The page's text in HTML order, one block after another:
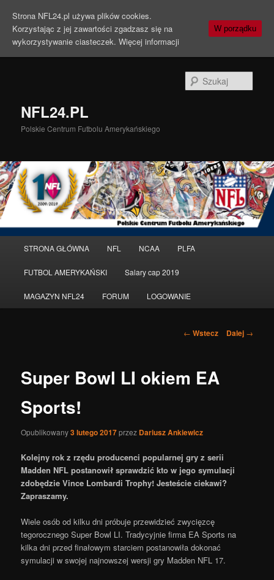
NFL24.PL
Polskie Centrum Futbolu Amerykańskiego
główne
Przeskocz
do
tekstu
STRONA GŁÓWNA NFL NCAA PLFA
FUTBOL AMERYKAŃSKI Salary cap 2019
MAGAZYN NFL24 FORUM LOGOWANIE
Nawigacja
← Wstecz Dalej →
Super Bowl LI okiem EA
Sports!
Opublikowany3 lutego 2017przez Dariusz Ankiewicz
Kolejny rok z rzędu producenci popularnej gry z serii
Madden NFL postanowił sprawdzić kto w jego symulacji
zdobędzie Vince Lombardi Trophy! Jesteście ciekawi?
Zapraszamy.
Wiele osób od kilku dni próbuje przewidzieć zwycięzcę
tegorocznego Super Bowl LI. Tradycyjnie firma EA Sports na
kilka dni przed finałowym starciem postanowiła dokonać
symulacji w swojej najnowszej wersji gry Madden NFL 17.
Strona NFL24.pl używa plików cookies.
Korzystając z jej zawartości zgadzasz się na
wykorzystywanie ciasteczek. Więcej informacji
W porządku